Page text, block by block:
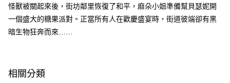
成交易。
3.實際核准額度、可分期數及費用金額請依後續交易確認頁面所載為準。
4.訂單成立30分鐘內，如未前往確認交易或遇審核未通過，訂單將自動取
消。如遇「轉專審核」未通過狀況，表示未達大哥付你分期系統評分，恕無
醒簡訊。
2.透過簡訊連結打開帳單後，可選擇「超商條碼／台灣大直營門市／銀行轉
AFTEE先享後付是「在收到商品之後才付款」的支付方式。 讓您購物簡單
便利好安心！
１．簡單：不需註冊會員、不需綁卡、不需儲值。
２．便利：只要手機號碼，簡訊認證，即可結帳。
１．於結帳方式選擇「AFTEE先享後付」後，將跳轉至「AFTEE先享後付」
ATM付款
運送方式
怪獸被關起來後，街坊鄰里恢復了和平，麻朵小姐準備幫貝瑟妮開
一個盛大的糖果派對。正當所有人在歡慶盛宴時，街道彼端卻有黑
暗生物狂奔而來……
相關分類